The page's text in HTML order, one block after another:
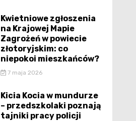
Kwietniowe zgłoszenia
na Krajowej Mapie
Zagrożeń w powiecie
złotoryjskim: co
niepokoi mieszkańców?
7 maja 2026
Kicia Kocia w mundurze
– przedszkolaki poznają
tajniki pracy policji